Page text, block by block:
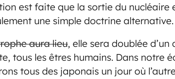
est faite que la sortie du nucléaire
une simple doctrine alternative.
aura lieu, elle sera doublée
tous les êtres humains. Dans notre
tous des japonais un jour où